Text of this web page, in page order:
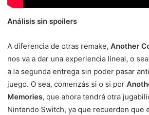
Análisis sin spoilers
A diferencia de otras remake, Another
nos va a dar una experiencia lineal, o
a la segunda entrega sin poder pasar
juego. O sea, comenzás si o si por
Memories, que ahora tendrá otra
Nintendo Switch, ya que recuerden que